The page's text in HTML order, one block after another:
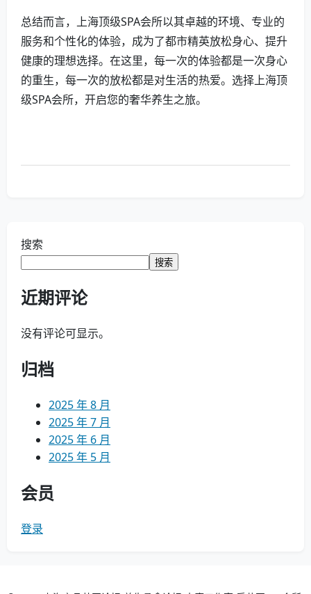
总结而言，上海顶级SPA会所以其卓越的环境、专业的
服务和个性化的体验，成为了都市精英放松身心、提升
健康的理想选择。在这里，每一次的体验都是一次身心
的重生，每一次的放松都是对生活的热爱。选择上海顶
级SPA会所，开启您的奢华养生之旅。
搜索
搜索
近期评论
没有评论可显示。
归档
2025 年 8 月
2025 年 7 月
2025 年 6 月
2025 年 5 月
会员
登录